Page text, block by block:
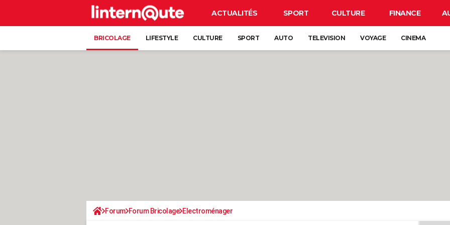
ACTUALITÉS SPORT CULTURE FINANCE
BRICOLAGE LIFESTYLE CULTURE SPORT AUTO TELEVISION VOYAGE CINEMA
Forum Forum Bricolage Electroménager